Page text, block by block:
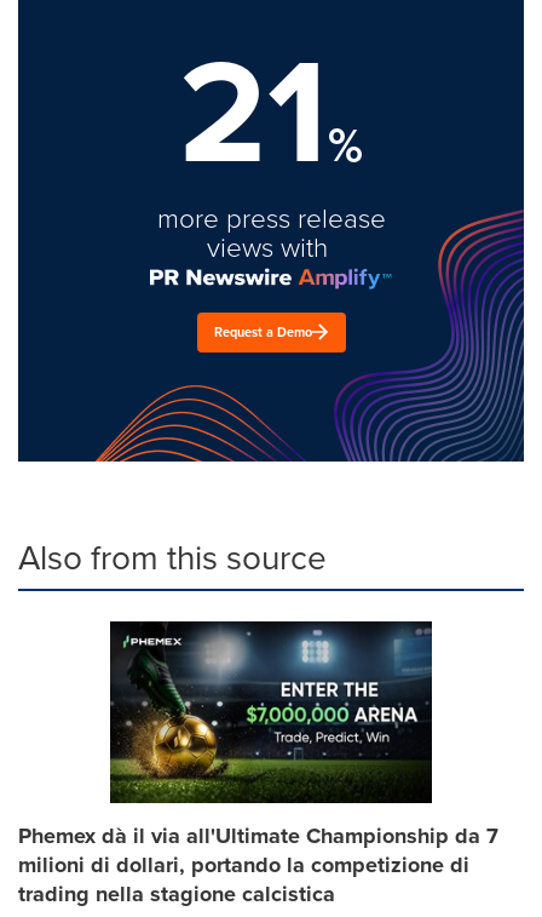
21%
more press release
views with
Request a Demo
Also from this source
Phemex dà il via all'Ultimate Championship da 7
milioni di dollari, portando la competizione di
trading nella stagione calcistica